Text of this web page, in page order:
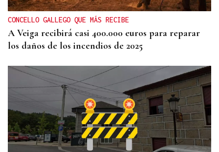
CONCELLO GALLEGO QUE MÁS RECIBE
A Veiga recibirá casi 400.000 euros para reparar
los daños de los incendios de 2025